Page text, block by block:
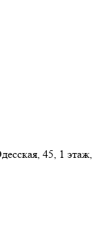
45, 1 этаж,